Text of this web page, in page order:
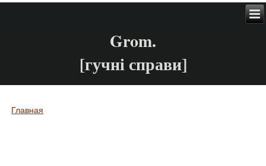
Grom.
[гучні справи]
Вы здесь
Главная